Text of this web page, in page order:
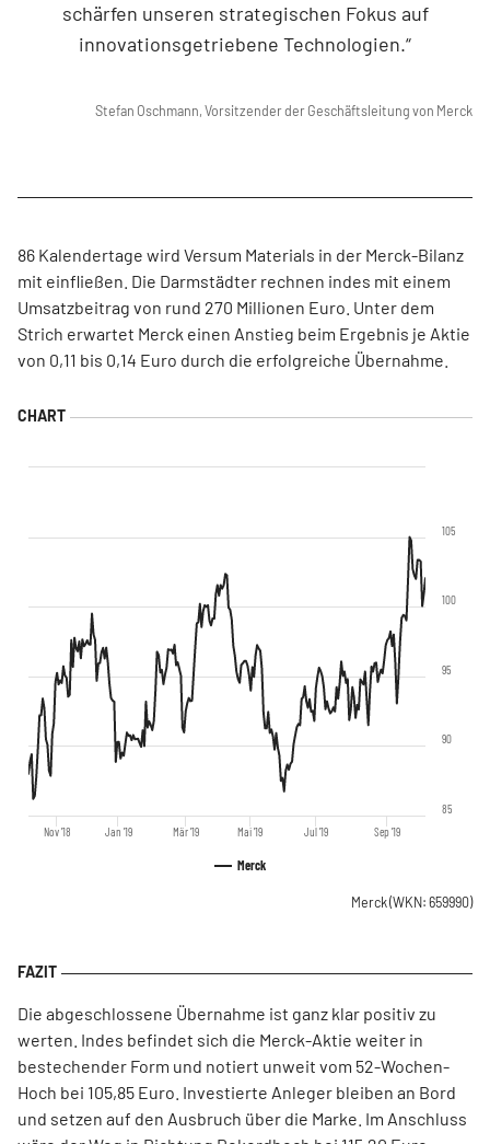
schärfen unseren strategischen Fokus auf
innovationsgetriebene Technologien.“
Stefan Oschmann, Vorsitzender der Geschäftsleitung von Merck
86 Kalendertage wird Versum Materials in der Merck-Bilanz
mit einfließen. Die Darmstädter rechnen indes mit einem
Umsatzbeitrag von rund 270 Millionen Euro. Unter dem
Strich erwartet Merck einen Anstieg beim Ergebnis je Aktie
von 0,11 bis 0,14 Euro durch die erfolgreiche Übernahme.
Merck
Nov '18 Jan '19 Mär '19 Mai '19 Jul '19 Sep '19
85
90
95
100
105
Merck(WKN: 659990)
Die abgeschlossene Übernahme ist ganz klar positiv zu
werten. Indes befindet sich die Merck-Aktie weiter in
bestechender Form und notiert unweit vom 52-Wochen-
Hoch bei 105,85 Euro. Investierte Anleger bleiben an Bord
und setzen auf den Ausbruch über die Marke. Im Anschluss